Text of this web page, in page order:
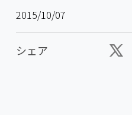
2015/10/07
シェア